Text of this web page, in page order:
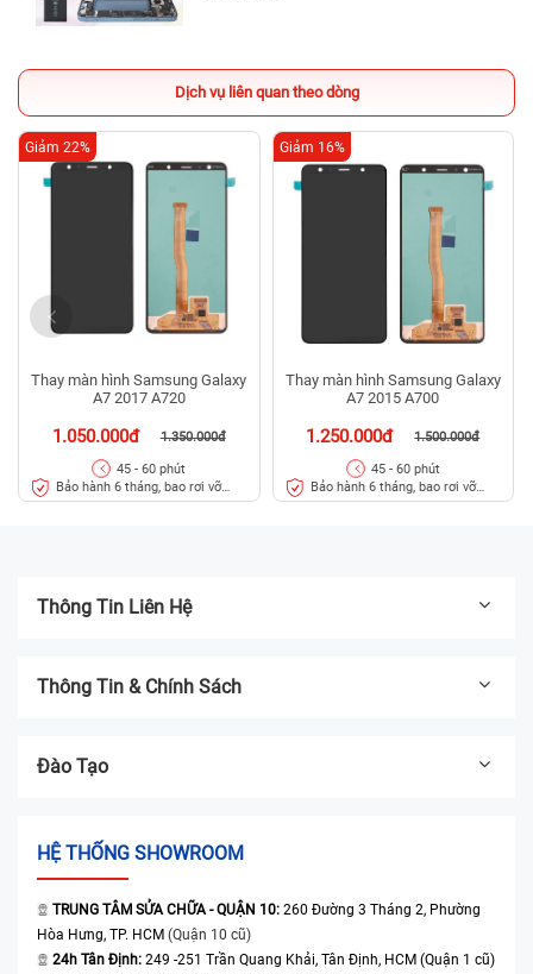
Dịch vụ liên quan theo dòng
Thay màn hình Samsung Galaxy
A7 2017 A720
1.050.000đ 1.350.000đ
Giảm 22%
45 - 60 phút
Bảo hành 6 tháng, bao rơi vỡ
kính
Thay màn hình Samsung Galaxy
A7 2015 A700
1.250.000đ 1.500.000đ
Giảm 16%
45 - 60 phút
Bảo hành 6 tháng, bao rơi vỡ
kính
Thông Tin Liên Hệ
Thông Tin & Chính Sách
Đào Tạo
HỆ THỐNG SHOWROOM
TRUNG TÂM SỬA CHỮA - QUẬN 10: 260 Đường 3 Tháng 2, Phường
Hòa Hưng, TP. HCM (Quận 10 cũ)
24h Tân Định: 249 -251 Trần Quang Khải, Tân Định, HCM (Quận 1 cũ)